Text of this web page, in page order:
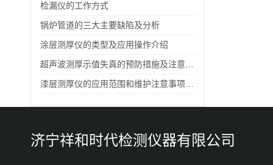
检漏仪的工作方式
锅炉管道的三大主要缺陷及分析
涂层测厚仪的类型及应用操作介绍
济宁祥和时代检测仪器有限公司